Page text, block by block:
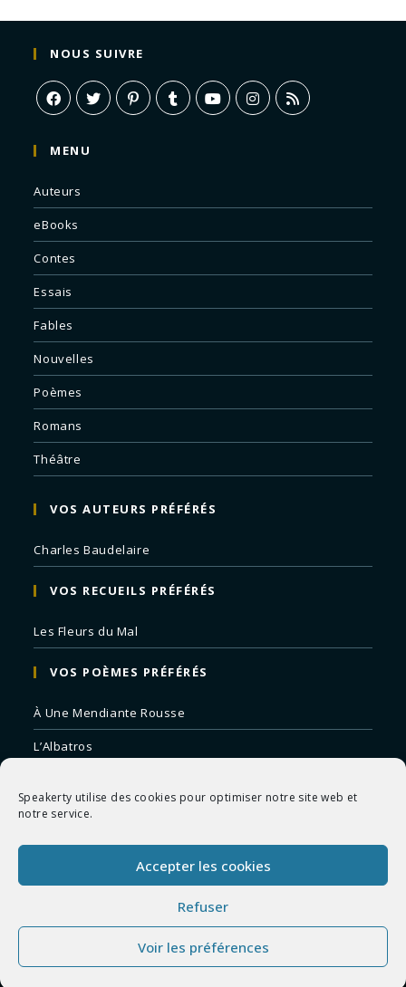
Speakerty utilise des cookies pour optimiser notre site web et
notre service.
Accepter les cookies
Refuser
Voir les préférences
NOUS SUIVRE
MENU
Auteurs
eBooks
Contes
Essais
Fables
Nouvelles
Poèmes
Romans
Théâtre
VOS AUTEURS PRÉFÉRÉS
Charles Baudelaire
VOS RECUEILS PRÉFÉRÉS
Les Fleurs du Mal
VOS POÈMES PRÉFÉRÉS
À Une Mendiante Rousse
L’Albatros
Remords Posthume
La Mort des Artistes
Copyright 2026 - Speakerty